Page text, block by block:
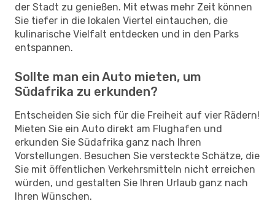
der Stadt zu genießen. Mit etwas mehr Zeit können
Sie tiefer in die lokalen Viertel eintauchen, die
kulinarische Vielfalt entdecken und in den Parks
entspannen.
Sollte man ein Auto mieten, um
Südafrika zu erkunden?
Entscheiden Sie sich für die Freiheit auf vier Rädern!
Mieten Sie ein Auto direkt am Flughafen und
erkunden Sie Südafrika ganz nach Ihren
Vorstellungen. Besuchen Sie versteckte Schätze, die
Sie mit öffentlichen Verkehrsmitteln nicht erreichen
würden, und gestalten Sie Ihren Urlaub ganz nach
Ihren Wünschen.